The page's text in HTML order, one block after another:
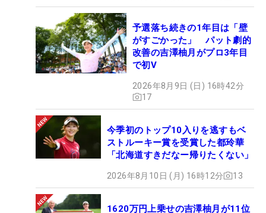
予選落ち続きの1年目は「壁
がすごかった」 パット劇的
改善の吉澤柚月がプロ3年目
で初V
2026年8月9日 (日) 16時42分
17
今季初のトップ10入りを逃すもベ
ストルーキー賞を受賞した都玲華
「北海道すきだなー帰りたくない」
2026年8月10日 (月) 16時12分 13
1620万円上乗せの吉澤柚月が11位